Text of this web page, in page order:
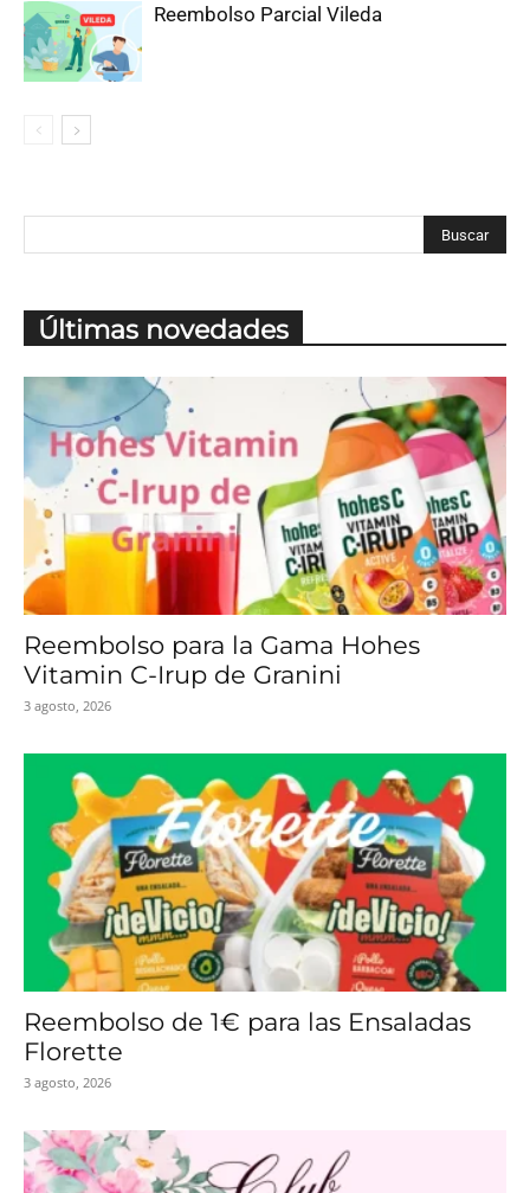
Reembolso Parcial Vileda
Últimas novedades
Reembolso para la Gama Hohes
Vitamin C-Irup de Granini
3 agosto, 2026
Reembolso de 1€ para las Ensaladas
Florette
3 agosto, 2026